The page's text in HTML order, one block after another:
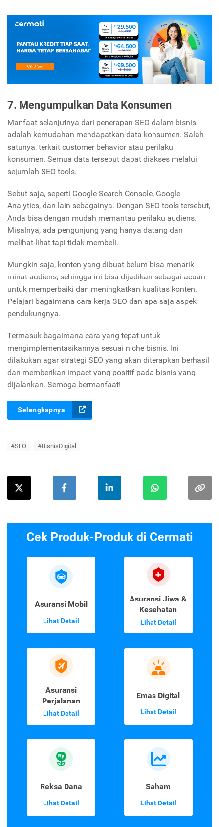
7. Mengumpulkan Data Konsumen
Manfaat selanjutnya dari penerapan SEO dalam bisnis
adalah kemudahan mendapatkan data konsumen. Salah
satunya, terkait customer behavior atau perilaku
konsumen. Semua data tersebut dapat diakses melalui
sejumlah SEO tools.
Sebut saja, seperti Google Search Console, Google
Analytics, dan lain sebagainya. Dengan SEO tools tersebut,
Anda bisa dengan mudah memantau perilaku audiens.
Misalnya, ada pengunjung yang hanya datang dan
melihat-lihat tapi tidak membeli.
Mungkin saja, konten yang dibuat belum bisa menarik
minat audiens, sehingga ini bisa dijadikan sebagai acuan
untuk memperbaiki dan meningkatkan kualitas konten.
Pelajari bagaimana cara kerja SEO dan apa saja aspek
pendukungnya.
Termasuk bagaimana cara yang tepat untuk
mengimplementasikannya sesuai niche bisnis. Ini
dilakukan agar strategi SEO yang akan diterapkan berhasil
dan memberikan impact yang positif pada bisnis yang
dijalankan. Semoga bermanfaat!
Selengkapnya
#SEO #BisnisDigital
Cek Produk-Produk di Cermati
Asuransi Mobil
Lihat Detail
Asuransi Jiwa &
Kesehatan
Lihat Detail
Asuransi
Perjalanan
Lihat Detail
Emas Digital
Lihat Detail
Reksa Dana
Lihat Detail
Saham
Lihat Detail